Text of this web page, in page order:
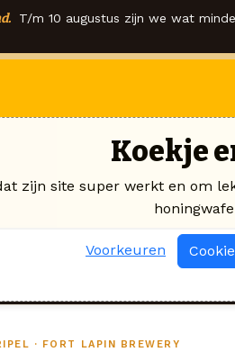
T/m 10 augustus zijn we wat
· FORT LAPIN BREWERY
Koekje
zijn site super werkt en om
Voorkeuren